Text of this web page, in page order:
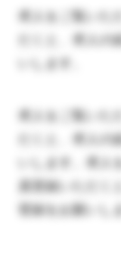
求人をご覧い
だくと、求人
いします。
求人をご覧い
だくと、求人
いします。求
員登録いただく
登録をお願いし